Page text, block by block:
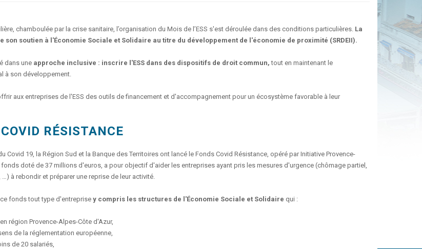
chamboulée par la crise sanitaire, l’organisation du Mois de l’ESS s'est déroulée dans des conditions particulières. La
son soutien à l'Économie Sociale et Solidaire au titre du développement de l'économie de proximité (SRDEII).
dans uneapproche inclusive : inscrire l'ESS dans des dispositifs de droit commun, tout en maintenant le
à son développement.
aux entreprises de l'ESS des outils de financement et d'accompagnement pour un écosystème favorable à leur
RÉSISTANCE
Covid 19, la Région Sud et la Banque des Territoires ont lancé le Fonds Covid Résistance, opéré par Initiative Provence-
fonds doté de 37 millions d'euros, a pour objectif d'aider les entreprises ayant pris les mesures d'urgence (chômage partiel,
à rebondir et préparer une reprise de leur activité.
fonds tout type d'entreprise y compris les structures de l'Économie Sociale et Solidaire qui :
région Provence-Alpes-Côte d'Azur,
de la réglementation européenne,
de 20 salariés,